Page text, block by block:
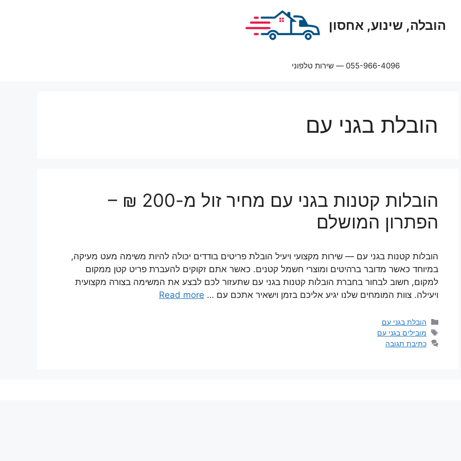
הובלה, שינוע, אחסון
055-966-4096 — שירות טלפוני
הובלת בגני עם
הובלות קטנות בגני עם מחיר זול מ-200 ₪ –
הפתרון המושלם
הובלות קטנות בגני עם — שירות מקצועי ויעיל הובלת פריטים בודדים יכולה להיות משימה מעט מעיקה,
במיוחד כאשר מדובר ברהיטים ומוצרי חשמל קטנים. כאשר אתם זקוקים להעברת פריט קטן ממקום
למקום, חשוב לבחור בחברת הובלות קטנות בגני עם שתעזור לכם לבצע את המשימה בצורה מקצועית
ויעילה. צוות המומחים שלנו יגיע אליכם בזמן וישאיר אתכם עם … Read more
קטגוריות
הובלת בגני עם
תגיות
מובילים בגני עם
כתיבת תגובה